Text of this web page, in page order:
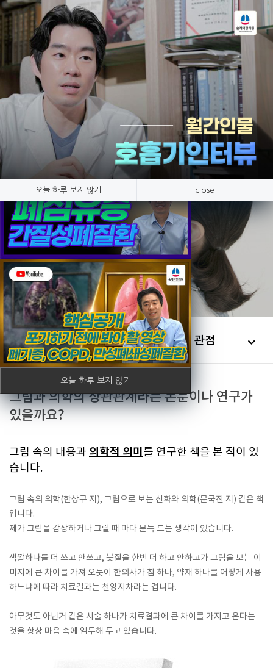
오늘 하루 보지 않기
오늘 하루 보지 않기 close
치유에 관한 관점
호흡기 질환만 연구, 숨케어한의원
한의원소개 치유에 대한 관점
그림과 의학의 상관관계라는 논문이나 연구가
있을까요?
그림 속의 내용과 의학적 의미 를 연구한 책을 본 적이 있
습니다.
그림 속의 의학(한상구 저), 그림으로 보는 신화와 의학(문국진 저) 같은 책
입니다.
제가 그림을 감상하거나 그릴 때 마다 문득 드는 생각이 있습니다.
색깔하나를 더 쓰고 안쓰고, 붓질을 한번 더 하고 안하고가 그림을 보는 이
미지에 큰 차이를 가져 오듯이 한의사가 침 하나, 약재 하나를 어떻게 사용
하느냐에 따라 치료결과는 천양지차라는 겁니다.
아무것도 아닌거 같은 시술 하나가 치료결과에 큰 차이를 가지고 온다는
것을 항상 마음 속에 염두해 두고 있습니다.